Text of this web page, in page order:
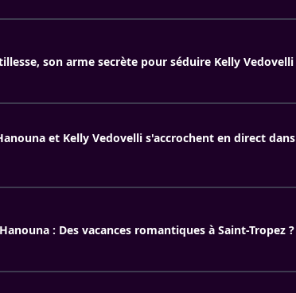
son arme secrète pour séduire Kelly Vedovelli
et Kelly Vedovelli s'accrochent en direct dans
: Des vacances romantiques à Saint-Tropez ?